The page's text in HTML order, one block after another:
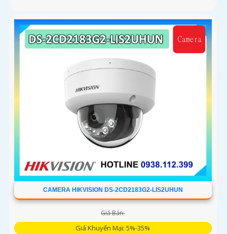
CAMERA HIKVISION DS-2CD2183G2-LIS2UHUN
Giá Bán:
Giá Khuyến Mại: 5%-35%